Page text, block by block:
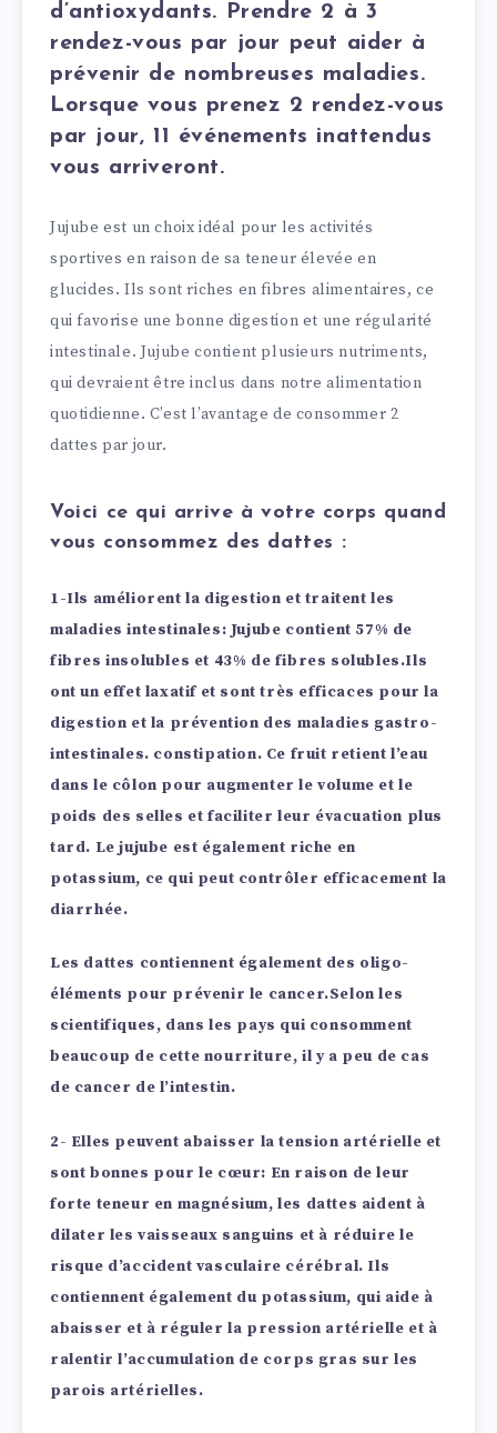
d’antioxydants. Prendre 2 à 3
rendez-vous par jour peut aider à
prévenir de nombreuses maladies.
Lorsque vous prenez 2 rendez-vous
par jour, 11 événements inattendus
vous arriveront.
Jujube est un choix idéal pour les activités
sportives en raison de sa teneur élevée en
glucides. Ils sont riches en fibres alimentaires, ce
qui favorise une bonne digestion et une régularité
intestinale. Jujube contient plusieurs nutriments,
qui devraient être inclus dans notre alimentation
quotidienne. C’est l’avantage de consommer 2
dattes par jour.
Voici ce qui arrive à votre corps quand
vous consommez des dattes :
1-Ils améliorent la digestion et traitent les
maladies intestinales: Jujube contient 57% de
fibres insolubles et 43% de fibres solubles.Ils
ont un effet laxatif et sont très efficaces pour la
digestion et la prévention des maladies gastro-
intestinales. constipation. Ce fruit retient l’eau
dans le côlon pour augmenter le volume et le
poids des selles et faciliter leur évacuation plus
tard. Le jujube est également riche en
potassium, ce qui peut contrôler efficacement la
diarrhée.
Les dattes contiennent également des oligo-
éléments pour prévenir le cancer.Selon les
scientifiques, dans les pays qui consomment
beaucoup de cette nourriture, il y a peu de cas
de cancer de l’intestin.
2- Elles peuvent abaisser la tension artérielle et
sont bonnes pour le cœur: En raison de leur
forte teneur en magnésium, les dattes aident à
dilater les vaisseaux sanguins et à réduire le
risque d’accident vasculaire cérébral. Ils
contiennent également du potassium, qui aide à
abaisser et à réguler la pression artérielle et à
ralentir l’accumulation de corps gras sur les
parois artérielles.